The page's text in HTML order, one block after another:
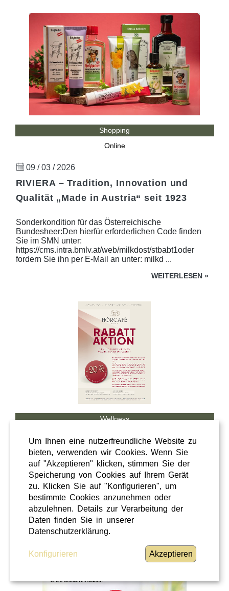
Shopping
Online
09 / 03 / 2026
RIVIERA – Tradition, Innovation und
Qualität „Made in Austria“ seit 1923
Sonderkondition für das Österreichische
Bundesheer:Den hierfür erforderlichen Code finden
Sie im SMN unter:
https://cms.intra.bmlv.at/web/milkdost/stbabt1oder
fordern Sie ihn per E-Mail an unter: milkd ...
WEITERLESEN »
Wellness
Steiermark
28 / 02 / 2026
Hörcafe
Hörcafe
Um Ihnen eine nutzerfreundliche Website zu
bieten, verwenden wir Cookies. Wenn Sie
auf "Akzeptieren" klicken, stimmen Sie der
Speicherung von Cookies auf Ihrem Gerät
zu. Klicken Sie auf "Konfigurieren", um
bestimmte Cookies anzunehmen oder
abzulehnen. Details zur Verarbeitung der
Daten finden Sie in unserer
Datenschutzerklärung.
Konfigurieren Akzeptieren